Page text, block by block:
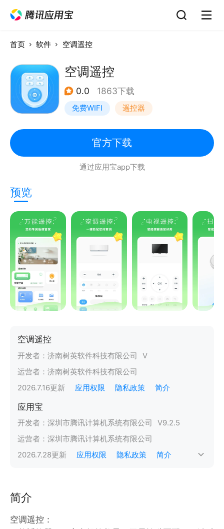
首页 软件 空调遥控
空调遥控
0.0 1863下载
免费WIFI 遥控器
官方下载
通过应用宝app下载
预览
空调遥控
开发者： 济南树英软件科技有限公司
V
运营者： 济南树英软件科技有限公司
2026.7.16更新 应用权限 隐私政策 简介
应用宝
开发者： 深圳市腾讯计算机系统有限公司 V9.2.5
运营者： 深圳市腾讯计算机系统有限公司
2026.7.28更新 应用权限 隐私政策 简介
简介
空调遥控：